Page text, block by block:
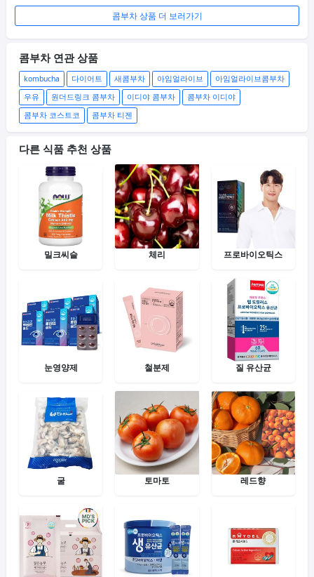
콤부차 상품 더 보러가기
콤부차 연관 상품
kombucha 다이어트 새콤부차 아임얼라이브
아임얼라이브콤부차
우유
원더드링크 콤부차 이디야 콤부차
콤부차 이디야
콤부차 코스트코
콤부차 티젠
다른 식품 추천 상품
밀크씨슬 체리 프로바이오틱스
눈영양제 철분제 질 유산균
굴 토마토 레드향